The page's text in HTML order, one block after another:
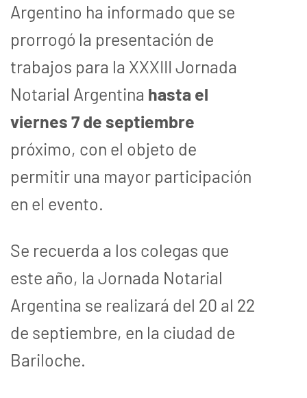
Argentino ha informado que se
prorrogó la presentación de
trabajos para la XXXIII Jornada
Notarial Argentina hasta el
viernes 7 de septiembre
próximo, con el objeto de
permitir una mayor participación
en el evento.
Se recuerda a los colegas que
este año, la Jornada Notarial
Argentina se realizará del 20 al 22
de septiembre, en la ciudad de
Bariloche.